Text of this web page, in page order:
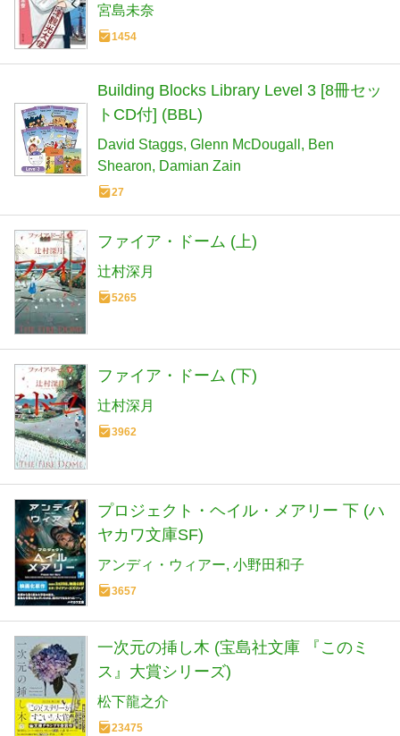
宮島未奈
1454
Building Blocks Library Level 3 [8冊セッ
トCD付] (BBL)
David Staggs Glenn McDougall
Ben
Shearon
Damian Zain
27
ファイア・ドーム (上)
辻村深月
5265
ファイア・ドーム (下)
辻村深月
3962
プロジェクト・ヘイル・メアリー 下 (ハ
ヤカワ文庫SF)
アンディ・ウィアー 小野田和子
3657
一次元の挿し木 (宝島社文庫 『このミ
ス』大賞シリーズ)
松下龍之介
23475